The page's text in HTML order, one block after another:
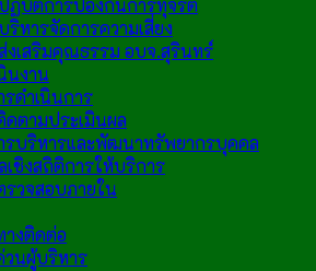
ฏิบัติการป้องกันการทุจริต
ริหารจัดการความเสี่ยง
งเสริมคุณธรรม อบจ.สุรินทร์
นงาน
รดำเนินการ
ดตามประเมินผล
รบริหารและพัฒนาทรัพยากรบุคคล
เชิงสถิติการให้บริการ
รวจสอบภายใน
างติดต่อ
วนผู้บริหาร